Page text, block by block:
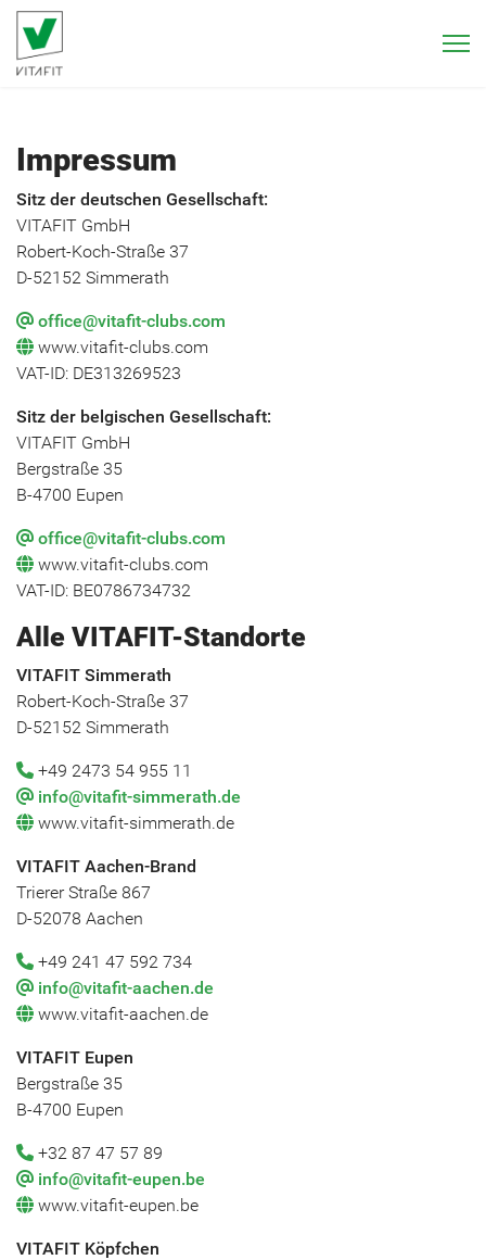
Impressum
Sitz der deutschen Gesellschaft:
VITAFIT GmbH
Robert-Koch-Straße 37
D-52152 Simmerath
office@vitafit-clubs.com
www.vitafit-clubs.com
VAT-ID: DE313269523
Sitz der belgischen Gesellschaft:
VITAFIT GmbH
Bergstraße 35
B-4700 Eupen
office@vitafit-clubs.com
www.vitafit-clubs.com
VAT-ID: BE0786734732
Alle VITAFIT-Standorte
VITAFIT Simmerath
Robert-Koch-Straße 37
D-52152 Simmerath
+49 2473 54 955 11
info@vitafit-simmerath.de
www.vitafit-simmerath.de
VITAFIT Aachen-Brand
Trierer Straße 867
D-52078 Aachen
+49 241 47 592 734
info@vitafit-aachen.de
www.vitafit-aachen.de
VITAFIT Eupen
Bergstraße 35
B-4700 Eupen
+32 87 47 57 89
info@vitafit-eupen.be
www.vitafit-eupen.be
VITAFIT Köpfchen